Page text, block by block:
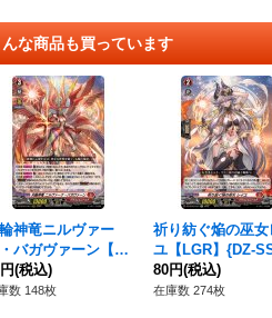
な商品も買っています
神竜ニルヴァー
バガヴァーン【L
】{DZ-SS16/LG
《ドラゴンエンパ
(税込)
数 148枚
祈り紡ぐ焔の巫女
ユ【LGR】{DZ-
LG21}《ドラゴン
パイア》
80円(税込)
在庫数 274枚